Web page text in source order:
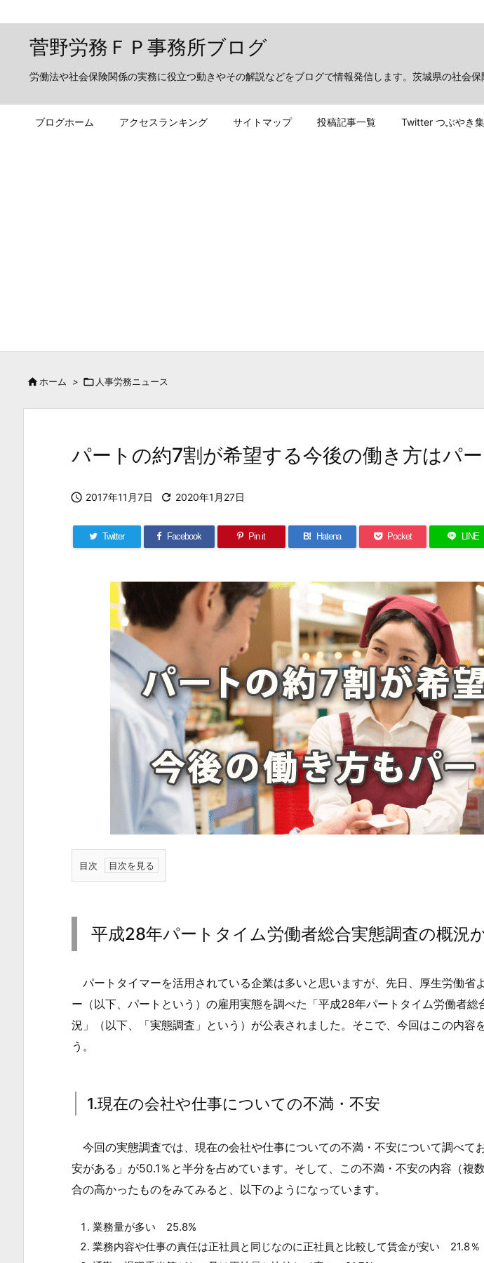
菅野労務ＦＰ事務所ブログ
労働法や社会保険関係の実務に役立つ動きやその解説などをブログで情報発信します。茨城県の社会
ブログホーム アクセスランキング サイトマップ 投稿記事一覧 Twitter つぶやき集
 ホーム >  人事労務ニュース
パートの約7割が希望する今後の働き方はパー
 2017年11月7日  2020年1月27日
Twitter Facebook Pin it B! Hatena Pocket LINE
目次
1.
成
年
パ
ム
働
合
実
態
調
平成28年パートタイム労働者総合実態調査の概況
パートタイマーを活用されている企業は多いと思いますが、先日、厚生労働省
ー（以下、パートという）の雇用実態を調べた「平成28年パートタイム労働者総
況」（以下、「実態調査」という）が公表されました。そこで、今回はこの内容
う。
1.現在の会社や仕事についての不満・不安
今回の実態調査では、現在の会社や仕事についての不満・不安について調べて
安がある」が50.1％と半分を占めています。そして、この不満・不安の内容（複
合の高かったものをみてみると、以下のようになっています。
業務量が多い 25.8%
業務内容や仕事の責任は正社員と同じなのに正社員と比較して賃金が安い 21.8％